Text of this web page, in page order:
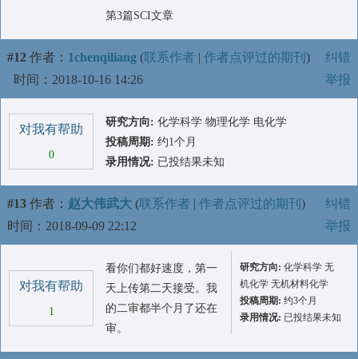
第3篇SCI文章
#12 作者： 1chenqiliang (联系作者 | 作者点评过的期刊 )
时间：2018-10-16 14:26
纠错
举报
对我有帮助
0
研究方向: 化学科学 物理化学 电化学
投稿周期: 约1个月
录用情况: 已投结果未知
#13 作者： 赵大伟武大 (联系作者 | 作者点评过的期刊 )
时间：2018-09-09 22:12
纠错
举报
对我有帮助
1
看你们都好速度，第一
天上传第二天接受。我
的二审都半个月了还在
审。
研究方向: 化学科学 无
机化学 无机材料化学
投稿周期: 约3个月
录用情况: 已投结果未知